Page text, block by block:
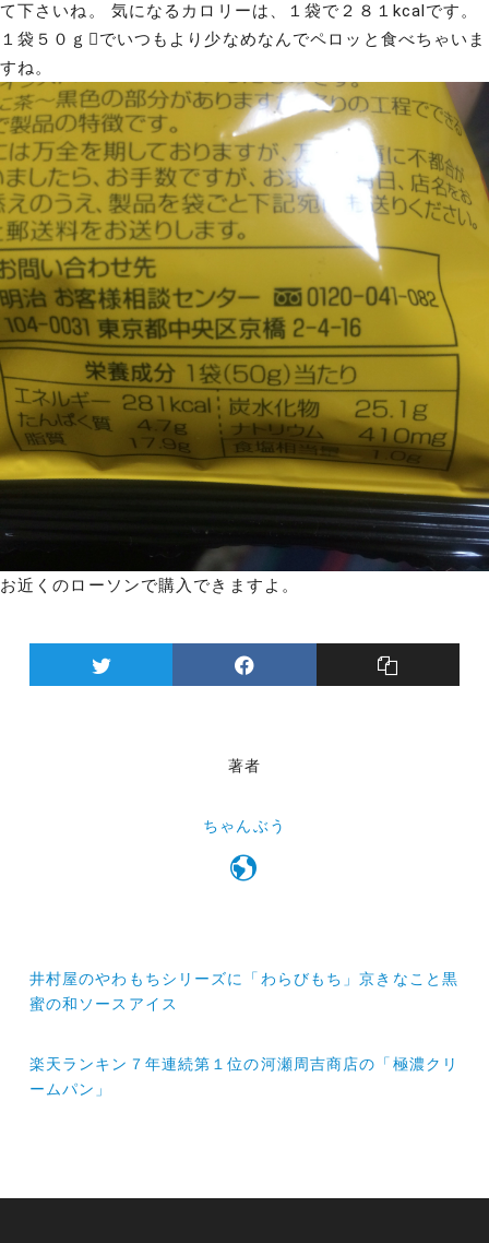
て下さいね。 気になるカロリーは、１袋で２８１kcalです。
１袋５０ｇでいつもより少なめなんでペロッと食べちゃいま
すね。
お近くのローソンで購入できますよ。
著者
ちゃんぶう
投
稿
ビ
井村屋のやわもちシリーズに「わらびもち」京きなこと黒
蜜の和ソースアイス
楽天ランキン７年連続第１位の河瀬周吉商店の「極濃クリ
ームパン」